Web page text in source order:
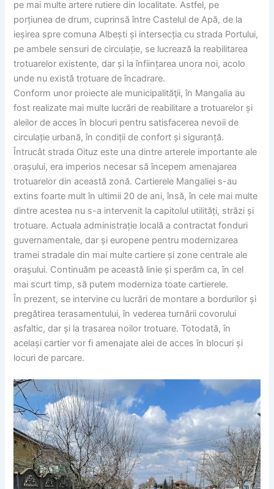
pe mai multe artere rutiere din localitate. Astfel, pe
porțiunea de drum, cuprinsă între Castelul de Apă, de la
ieșirea spre comuna Albești și intersecția cu strada Portului,
pe ambele sensuri de circulație, se lucrează la reabilitarea
trotuarelor existente, dar și la înființarea unora noi, acolo
unde nu există trotuare de încadrare.
Conform unor proiecte ale municipalităţii, în Mangalia au
fost realizate mai multe lucrări de reabilitare a trotuarelor și
aleilor de acces în blocuri pentru satisfacerea nevoii de
circulație urbană, în condiții de confort și siguranță.
Întrucât strada Oituz este una dintre arterele importante ale
orașului, era imperios necesar să începem amenajarea
trotuarelor din această zonă. Cartierele Mangaliei s-au
extins foarte mult în ultimii 20 de ani, însă, în cele mai multe
dintre acestea nu s-a intervenit la capitolul utilități, străzi și
trotuare. Actuala administrație locală a contractat fonduri
guvernamentale, dar și europene pentru modernizarea
tramei stradale din mai multe cartiere și zone centrale ale
orașului. Continuăm pe această linie și sperăm ca, în cel
mai scurt timp, să putem moderniza toate cartierele.
În prezent, se intervine cu lucrări de montare a bordurilor și
pregătirea terasamentului, în vederea turnării covorului
asfaltic, dar și la trasarea noilor trotuare. Totodată, în
același cartier vor fi amenajate alei de acces în blocuri și
locuri de parcare.